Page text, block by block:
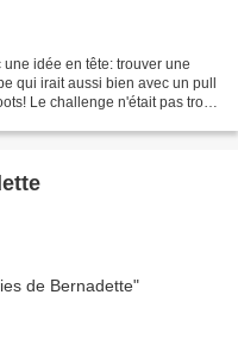
idée en tête: trouver une
qui irait aussi bien avec un pull
Le challenge n'était pas trop